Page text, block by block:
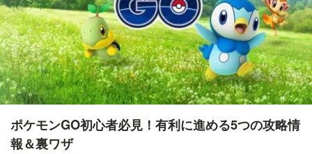
ポケモンGO初心者必見！有利に進める5つの攻略情
報＆裏ワザ